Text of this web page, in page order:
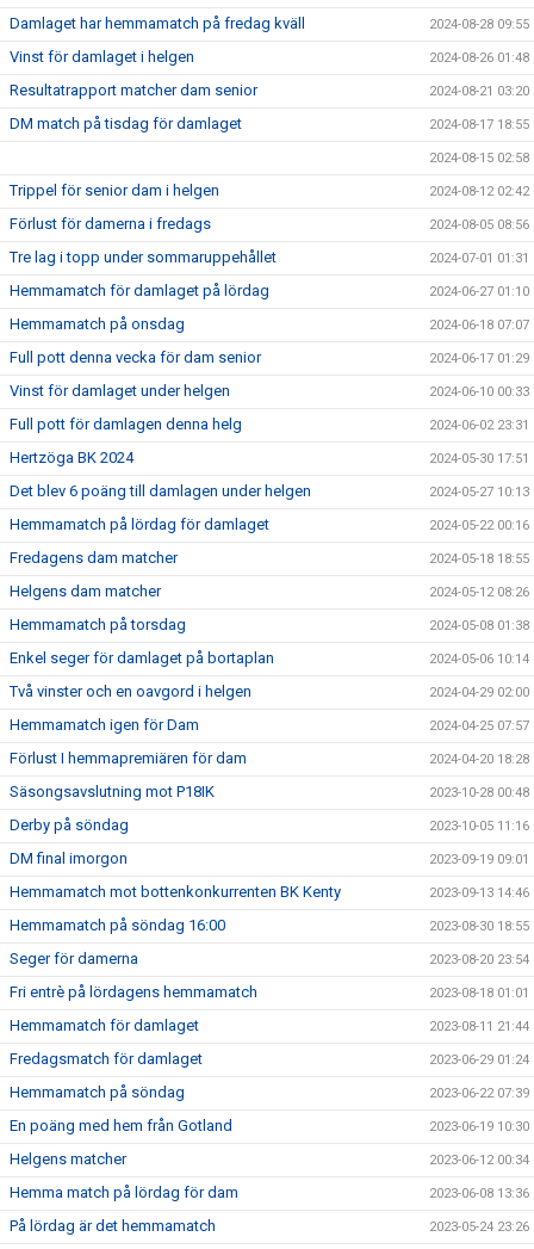
Damlaget har hemmamatch på fredag kväll 2024-08-28 09:55
Vinst för damlaget i helgen 2024-08-26 01:48
Resultatrapport matcher dam senior 2024-08-21 03:20
DM match på tisdag för damlaget 2024-08-17 18:55
2024-08-15 02:58
Trippel för senior dam i helgen 2024-08-12 02:42
Förlust för damerna i fredags 2024-08-05 08:56
Tre lag i topp under sommaruppehållet 2024-07-01 01:31
Hemmamatch för damlaget på lördag 2024-06-27 01:10
Hemmamatch på onsdag 2024-06-18 07:07
Full pott denna vecka för dam senior 2024-06-17 01:29
Vinst för damlaget under helgen 2024-06-10 00:33
Full pott för damlagen denna helg 2024-06-02 23:31
Hertzöga BK 2024 2024-05-30 17:51
Det blev 6 poäng till damlagen under helgen 2024-05-27 10:13
Hemmamatch på lördag för damlaget 2024-05-22 00:16
Fredagens dam matcher 2024-05-18 18:55
Helgens dam matcher 2024-05-12 08:26
Hemmamatch på torsdag 2024-05-08 01:38
Enkel seger för damlaget på bortaplan 2024-05-06 10:14
Två vinster och en oavgord i helgen 2024-04-29 02:00
Hemmamatch igen för Dam 2024-04-25 07:57
Förlust I hemmapremiären för dam 2024-04-20 18:28
Säsongsavslutning mot P18IK 2023-10-28 00:48
Derby på söndag 2023-10-05 11:16
DM final imorgon 2023-09-19 09:01
Hemmamatch mot bottenkonkurrenten BK Kenty 2023-09-13 14:46
Hemmamatch på söndag 16:00 2023-08-30 18:55
Seger för damerna 2023-08-20 23:54
Fri entrè på lördagens hemmamatch 2023-08-18 01:01
Hemmamatch för damlaget 2023-08-11 21:44
Fredagsmatch för damlaget 2023-06-29 01:24
Hemmamatch på söndag 2023-06-22 07:39
En poäng med hem från Gotland 2023-06-19 10:30
Helgens matcher 2023-06-12 00:34
Hemma match på lördag för dam 2023-06-08 13:36
På lördag är det hemmamatch 2023-05-24 23:26